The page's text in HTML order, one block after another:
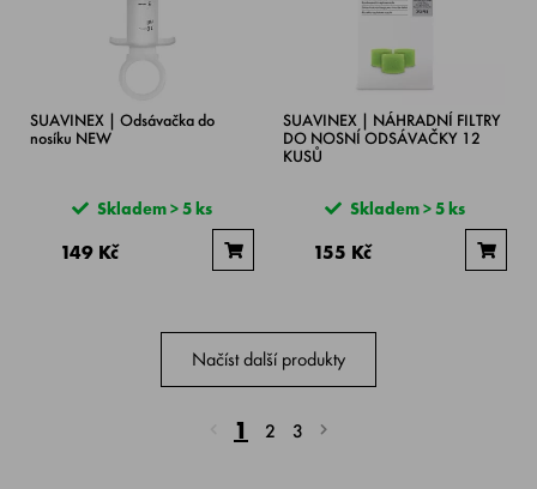
SUAVINEX | Odsávačka do
nosíku NEW
Skladem > 5 ks
149 Kč
SUAVINEX | NÁHRADNÍ FILTRY
DO NOSNÍ ODSÁVAČKY 12
KUSŮ
Skladem > 5 ks
155 Kč
Načíst další produkty
1 2 3